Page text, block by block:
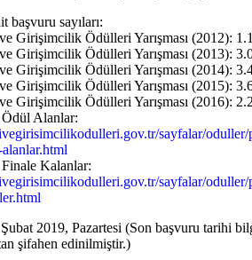
başvuru sayıları:
Girişimcilik Ödülleri Yarışması (2012):
Girişimcilik Ödülleri Yarışması (2013):
Girişimcilik Ödülleri Yarışması (2014):
Girişimcilik Ödülleri Yarışması (2015):
Girişimcilik Ödülleri Yarışması (2016):
Ödül Alanlar:
sayfalar/oduller/
Kalanlar:
sayfalar/oduller/
2019, Pazartesi (Son başvuru tarihi
şifahen edinilmiştir.)